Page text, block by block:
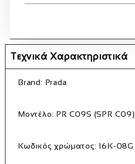
Τεχνικά Χαρακτηριστικά
Brand: Prada
Μοντέλο: PR C09S (SPR C09)
Κωδικός χρώματος: 16K-08G